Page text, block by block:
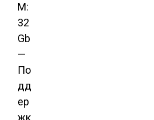
M:
32
Gb
—
По
дд
ер
жк